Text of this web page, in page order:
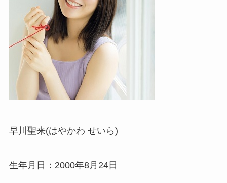
早川聖来(はやかわ せいら)
生年月日：2000年8月24日